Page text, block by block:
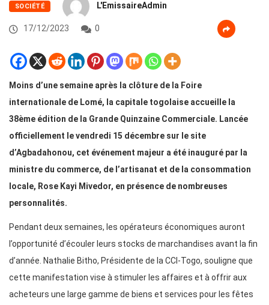
SOCIÉTÉ L'EmissaireAdmin
17/12/2023 0
Moins d’une semaine après la clôture de la Foire
internationale de Lomé, la capitale togolaise accueille la
38ème édition de la Grande Quinzaine Commerciale. Lancée
officiellement le vendredi 15 décembre sur le site
d’Agbadahonou, cet événement majeur a été inauguré par la
ministre du commerce, de l’artisanat et de la consommation
locale, Rose Kayi Mivedor, en présence de nombreuses
personnalités.
Pendant deux semaines, les opérateurs économiques auront
l’opportunité d’écouler leurs stocks de marchandises avant la fin
d’année. Nathalie Bitho, Présidente de la CCI-Togo, souligne que
cette manifestation vise à stimuler les affaires et à offrir aux
acheteurs une large gamme de biens et services pour les fêtes